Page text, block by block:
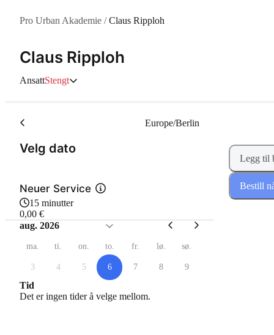
Pro Urban Akademie /Claus Ripploh
Claus Ripploh
AnsattStengt
Velg dato(Trinn 1 av 2)
Europe/Berlin
Neuer Service
15 minutter
0,00 €
aug. 2026
ma. ti. on. to. fr. lø. sø.
3 4 5 6 7 8 9
Tid
Det er ingen tider å velge mellom.
Legg til
Bestill